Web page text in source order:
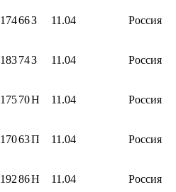
17466З 11.04 Россия
18374З 11.04 Россия
17570Н 11.04 Россия
17063П 11.04 Россия
19286Н 11.04 Россия